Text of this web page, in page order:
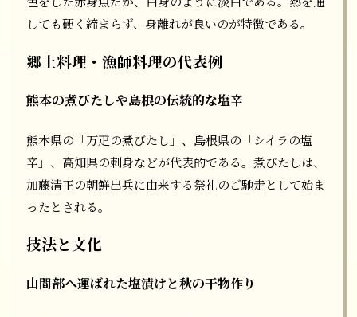
しても硬く締まらず、身離れが良いのが特徴である。
郷土料理・漁師料理の代表例
熊本の煮びたしや島根の伝統的な塩辛
熊本県の「万疋の煮びたし」、島根県の「シイラの塩
辛」、高知県の刺身などが代表的である。煮びたしは、
加藤清正の朝鮮出兵に由来する祭礼のご馳走として始ま
ったとされる。
技法と文化
山間部へ運ばれた塩漬けと秋の干物作り